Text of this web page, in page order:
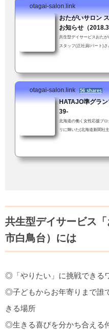
迎！)「送迎業務が可能で
つっこまれた...
otagai-salon.link
おたがいサロン
お知らせ（
共生型デイサービスおた
スタッフ(正社員/パート)
てて送迎業務に支障がな
勤務も可！(いや、むしろ
が、「おたがいサロンって
ちょっと...
otagai-salon.link 56 shares
HATAJO準グラ
39-
北海道の働く女性応援プ
リに輝いた(北海道新聞社
結果を伝えると、職員も
ない。特別な何かをやっ
共生型デイサービス
市白鳥台）には
◎「やりたい」に挑戦できる
◎子どもからお年寄りまで誰
きる場所
◎生きる喜びを分かち合える